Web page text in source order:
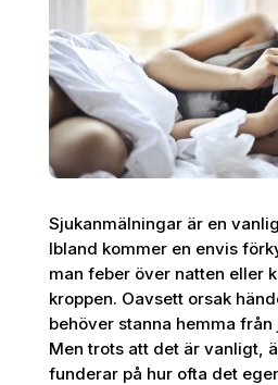
Sjukanmälningar är en
Ibland kommer en envis
man feber över natten eller
kroppen. Oavsett orsak
behöver stanna hemma
Men trots att det är vanligt,
funderar på hur ofta det